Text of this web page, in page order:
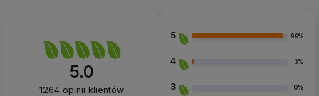
5.0
1264 opinii klientów
5 96%
4 3%
3 0%